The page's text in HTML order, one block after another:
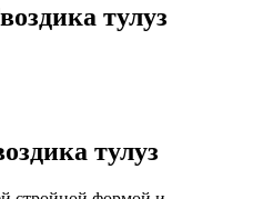
тулуз
тулуз